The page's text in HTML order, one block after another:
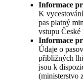
Informace
K
pas platný
vstupu
Informace
Údaje o
přibližných
jsou k
(ministerstvo